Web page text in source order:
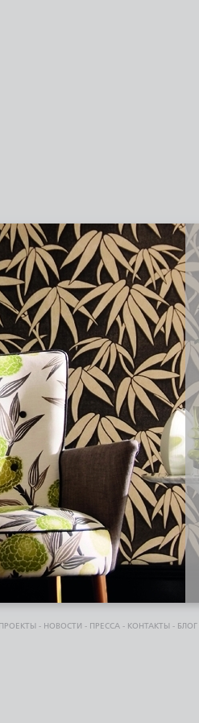
ПРОЕКТЫ - НОВОСТИ - ПРЕССА - КОНТАКТЫ - БЛОГ